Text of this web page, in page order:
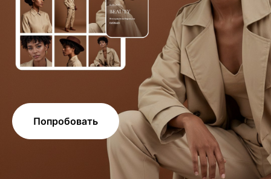
Попробовать